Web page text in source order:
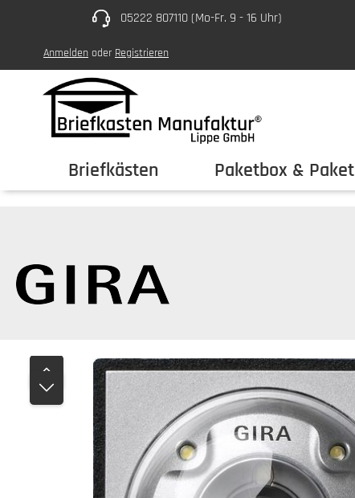
Hauptinhalt springen
Zur Hauptnavigation springen05222 807110 (Mo-Fr. 9 - 16 Uhr)
Anmelden oder Registrieren
Briefkästen Paketbox &
Bildergalerie überspringen